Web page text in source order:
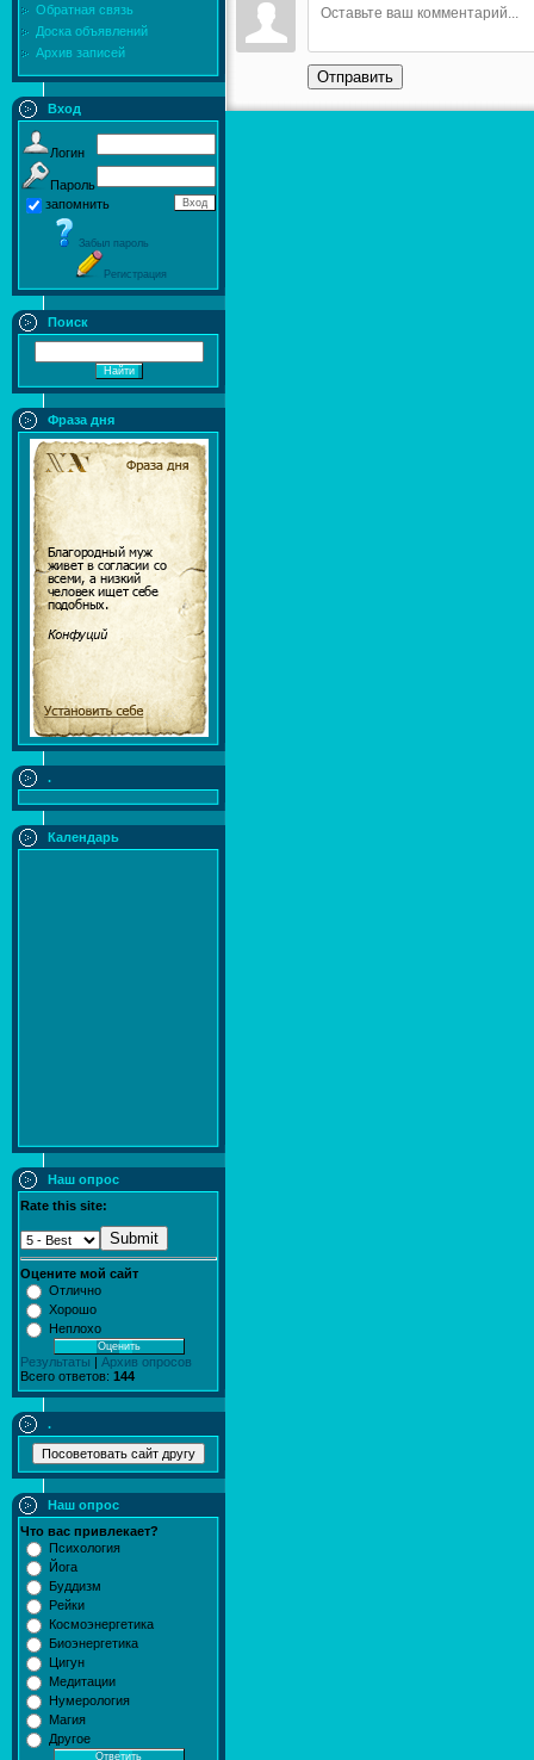
Обратная связь
Доска объявлений
Архив записей
Вход
Логин
Пароль
запомнить
Забыл пароль
Регистрация
Поиск
Фраза дня
.
Календарь
Наш опрос
Rate this site:
Submit
Оцените мой сайт
Отлично
Хорошо
Неплохо
Результаты
Архив опросов
Всего ответов: 144
.
Наш опрос
Что вас привлекает?
Психология
Йога
Буддизм
Рейки
Космоэнергетика
Биоэнергетика
Цигун
Медитации
Нумерология
Магия
Другое
Отправить